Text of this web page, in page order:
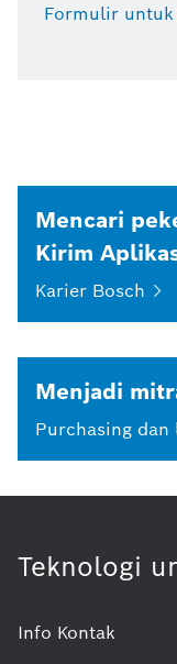
Formulir untuk
Mencari
Kirim
Karier Bosch
Menjadi
Purchasing dan
Teknologi
Info Kontak